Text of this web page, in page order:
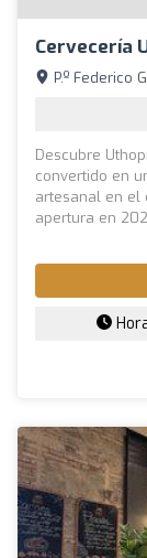
Cervecería
P.º Federico
Descubre
convertido en
artesanal en el
apertura en